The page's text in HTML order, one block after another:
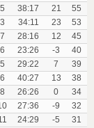
5 38:17 21
55
3 34:11 23
53
7 28:16 12
45
6 23:26 -3
40
5 29:22 7
39
6 40:27 13
38
8 26:26 0
34
27:36 -9
32
24:29 -5
31